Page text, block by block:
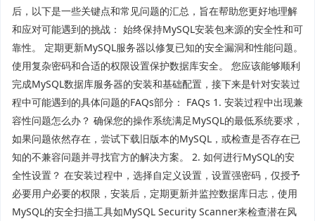
后，以下是一些关键点和常见问题的汇总，旨在帮助您更好地理解
和应对可能遇到的挑战： 始终保持MySQL安装包来源的安全性和可
靠性。 定期更新MySQL服务器以修复已知的安全漏洞和性能问题。
使用复杂密码和合适的权限设置保护数据库安全。 您应该能够顺利
完成MySQL数据库服务器的安装和基础配置，接下来是针对安装过
程中可能遇到的具体问题的FAQs部分： FAQs 1. 安装过程中出现兼
容性问题怎么办？ 确保您的操作系统满足MySQL的最低系统要求，
如果问题依然存在，尝试下载旧版本的MySQL，或检查是否存在已
知的不兼容问题并寻找官方的解决方案。 2. 如何进行MySQL的安
全性设置？ 在安装过程中，选择自定义设置，设置强密码，仅授予
必要用户必要的权限，安装后，定期更新并监控数据库日志，使用
MySQL的安全扫描工具如MySQL Security Scanner来检查潜在风